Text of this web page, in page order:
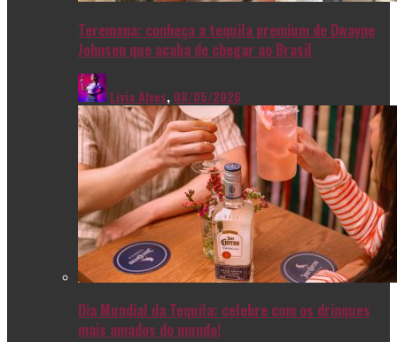
Teremana: conheça a tequila premium de Dwayne
Johnson que acaba de chegar ao Brasil
Livia Alves, 08/05/2026
Dia Mundial da Tequila: celebre com os drinques
mais amados do mundo!